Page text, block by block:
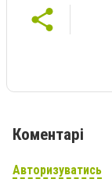
Коментарі
Авторизуватись